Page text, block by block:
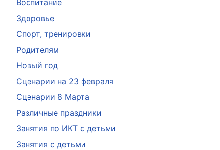
Воспитание
Здоровье
Спорт, тренировки
Родителям
Новый год
Сценарии на 23 февраля
Сценарии 8 Марта
Различные праздники
Занятия по ИКТ с детьми
Занятия с детьми